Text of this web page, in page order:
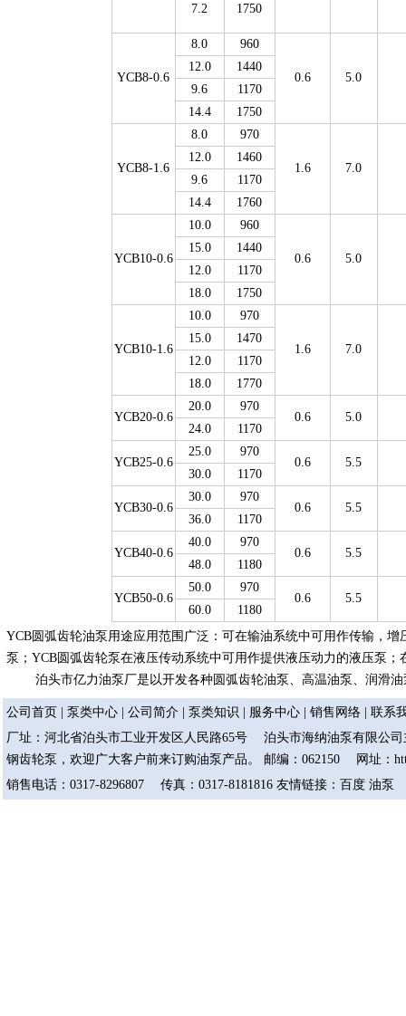
7.2 1750
YCB8-0.6
8.0 960
0.6 5.0
12.0
1440
9.6
1170
14.4
1750
YCB8-1.6
8.0 970
1.6 7.0
12.0
1460
9.6
1170
14.4
1760
YCB10-0.6
10.0 960
0.6 5.0
15.0
1440
12.0
1170
18.0
1750
YCB10-1.6
10.0 970
1.6 7.0
15.0
1470
12.0
1170
18.0
1770
YCB20-0.6
20.0
970
0.6
5.0
24.0
1170
YCB25-0.6
25.0
970
0.6
5.5
30.0
1170
YCB30-0.6
30.0
970
0.6
5.5
36.0
1170
YCB40-0.6
40.0
970
0.6
5.5
48.0
1180
YCB50-0.6
50.0
970
0.6
5.5
60.0
1180
YCB圆弧齿轮油泵用途应用范围广泛：可在输油系统中可用作传输，
泵；YCB圆弧齿轮泵在液压传动系统中可用作提供液压动力的液压泵
泊头市亿力油泵厂是以开发各种圆弧齿轮油泵、高温油泵、润滑油
公司首页 泵类中心 公司简介 泵类知识 服务中心 销售网络
联系
厂址：河北省泊头市工业开发区人民路65号 泊头市海纳油泵有限公
钢齿轮泵，欢迎广大客户前来订购油泵产品。 邮编：062150 网址：
销售电话：0317-8296807 传真：0317-8181816 友情链接： 百度 油泵